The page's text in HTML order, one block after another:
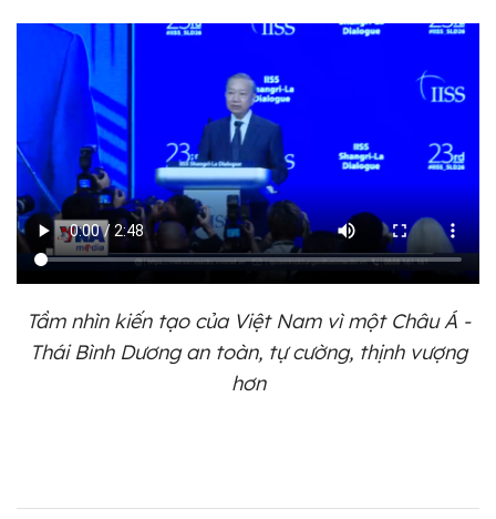
Tầm nhìn kiến tạo của Việt Nam vì một Châu Á -
Thái Bình Dương an toàn, tự cường, thịnh vượng
hơn